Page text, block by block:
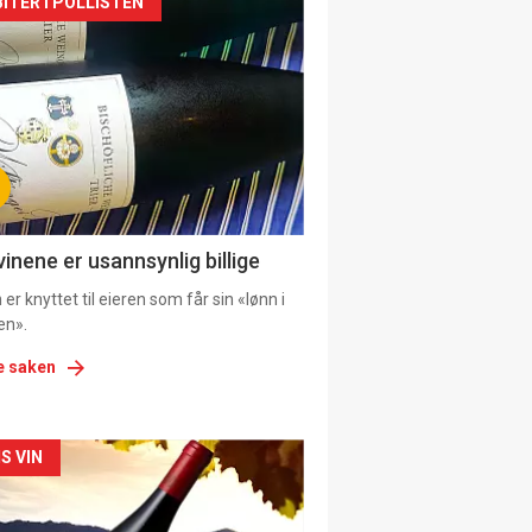
er usannsynlig billige
er knyttet til eieren som får sin «lønn i
saken
VIN